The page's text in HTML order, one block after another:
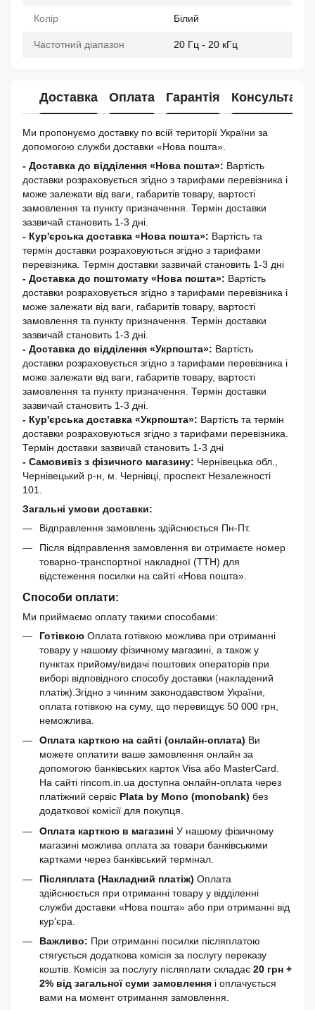
Колір Білий
Частотний діапазон 20 Гц - 20 кГц
Доставка Оплата Гарантія Консультація
Ми пропонуємо доставку по всій території України за
допомогою служби доставки «Нова пошта».
- Доставка до відділення «Нова пошта»: Вартість
доставки розраховується згідно з тарифами перевізника і
може залежати від ваги, габаритів товару, вартості
замовлення та пункту призначення. Термін доставки
зазвичай становить 1-3 дні.
- Кур'єрська доставка «Нова пошта»: Вартість та
термін доставки розраховуються згідно з тарифами
перевізника. Термін доставки зазвичай становить 1-3 дні
- Доставка до поштомату «Нова пошта»: Вартість
доставки розраховується згідно з тарифами перевізника і
може залежати від ваги, габаритів товару, вартості
замовлення та пункту призначення. Термін доставки
зазвичай становить 1-3 дні.
- Доставка до відділення «Укрпошта»: Вартість
доставки розраховується згідно з тарифами перевізника і
може залежати від ваги, габаритів товару, вартості
замовлення та пункту призначення. Термін доставки
зазвичай становить 1-3 дні.
- Кур'єрська доставка «Укрпошта»: Вартість та термін
доставки розраховуються згідно з тарифами перевізника.
Термін доставки зазвичай становить 1-3 дні
- Самовивіз з фізичного магазину: Чернівецька обл.,
Чернівецький р-н, м. Чернівці, проспект Незалежності
101.
Загальні умови доставки:
Відправлення замовлень здійснюється Пн-Пт.
Після відправлення замовлення ви отримаєте номер
товарно-транспортної накладної (ТТН) для
відстеження посилки на сайті «Нова пошта».
Способи оплати:
Ми приймаємо оплату такими способами:
Готівкою Оплата готівкою можлива при отриманні
товару у нашому фізичному магазині, а також у
пунктах прийому/видачі поштових операторів при
виборі відповідного способу доставки (накладений
платіж).Згідно з чинним законодавством України,
оплата готівкою на суму, що перевищує 50 000 грн,
неможлива.
Оплата карткою на сайті (онлайн-оплата) Ви
можете оплатити ваше замовлення онлайн за
допомогою банківських карток Visa або MasterCard.
На сайті rincom.in.ua доступна онлайн-оплата через
платіжний сервіс Plata by Mono (monobank) без
додаткової комісії для покупця.
Оплата карткою в магазині У нашому фізичному
магазині можлива оплата за товари банківськими
картками через банківський термінал.
Післяплата (Накладний платіж) Оплата
здійснюється при отриманні товару у відділенні
служби доставки «Нова пошта» або при отриманні від
кур'єра.
Важливо: При отриманні посилки післяплатою
стягується додаткова комісія за послугу переказу
коштів. Комісія за послугу післяплати складає 20 грн +
2% від загальної суми замовлення і оплачується
вами на момент отримання замовлення.